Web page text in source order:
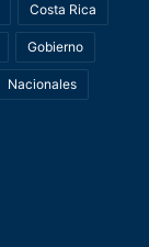
Costa Rica
Gobierno
Nacionales